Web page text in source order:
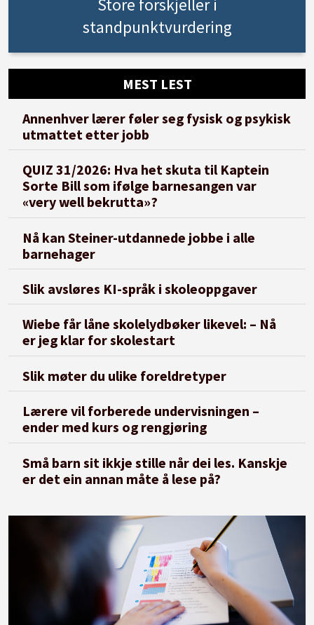
Store forskjeller i
standpunktvurdering
MEST LEST
Annenhver lærer føler seg fysisk og psykisk
utmattet etter jobb
QUIZ 31/2026: Hva het skuta til Kaptein
Sorte Bill som ifølge barnesangen var
«very well bekrutta»?
Nå kan Steiner-utdannede jobbe i alle
barnehager
Slik avsløres KI-språk i skoleoppgaver
Wiebe får låne skolelydbøker likevel: – Nå
er jeg klar for skolestart
Slik møter du ulike foreldretyper
Lærere vil forberede undervisningen –
ender med kurs og rengjøring
Små barn sit ikkje stille når dei les. Kanskje
er det ein annan måte å lese på?